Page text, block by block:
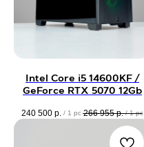
Intel Core i5 14600KF /
GeForce RTX 5070 12Gb
240 500 р. / 1 pc 266 955 р. / 1 pc